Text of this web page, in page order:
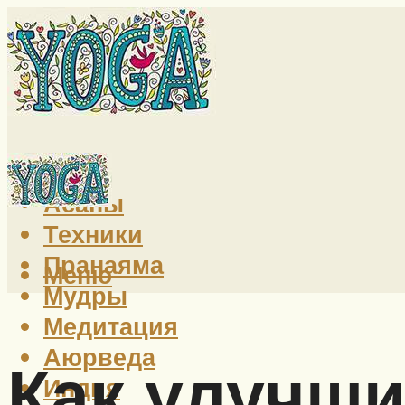
Йога
Асаны
Техники
Пранаяма
Мудры
Медитация
Аюрведа
Индия
Меню